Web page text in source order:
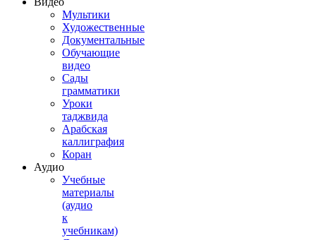
Мультики
Художественные
Документальные
Обучающие
видео
Сады
грамматики
Уроки
таджвида
Арабская
каллиграфия
Коран
Аудио
Учебные
материалы
(аудио
к
учебникам)